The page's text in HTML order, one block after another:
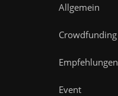
Allgemein
Crowdfunding
Empfehlungen
Event